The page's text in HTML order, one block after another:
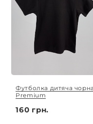
Футболка дитяча чорна
Premium
160 грн.